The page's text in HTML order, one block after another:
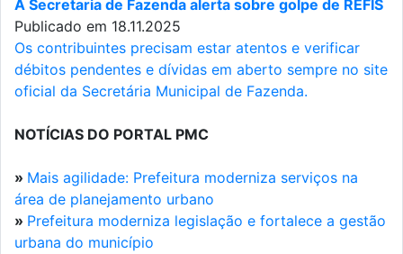
A Secretaria de Fazenda alerta sobre golpe de REFIS
Publicado em 18.11.2025
Os contribuintes precisam estar atentos e verificar
débitos pendentes e dívidas em aberto sempre no site
oficial da Secretária Municipal de Fazenda.
NOTÍCIAS DO PORTAL PMC
» Mais agilidade: Prefeitura moderniza serviços na
área de planejamento urbano
» Prefeitura moderniza legislação e fortalece a gestão
urbana do município